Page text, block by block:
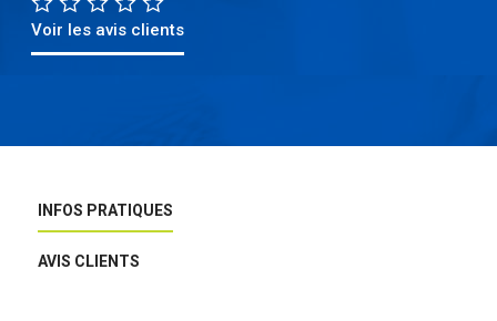
Voir les avis clients
INFOS PRATIQUES
AVIS CLIENTS